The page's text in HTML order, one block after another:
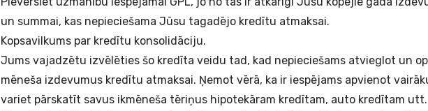
un summai, kas nepieciešama Jūsu tagadējo kredītu atmaksai.
Kopsavilkums par kredītu konsolidāciju.
Jums vajadzētu izvēlēties šo kredīta veidu tad, kad nepieciešams atvieglot un
mēneša izdevumus kredītu atmaksai. Ņemot vērā, ka ir iespējams apvienot
variet pārskatīt savus ikmēneša tēriņus hipotekāram kredītam, auto kredītam utt.